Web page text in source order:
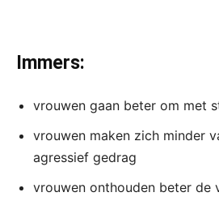
Immers:
vrouwen gaan beter om met
vrouwen maken zich minder
agressief gedrag
vrouwen onthouden beter de